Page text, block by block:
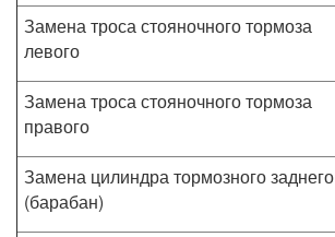
Замена троса стояночного тормоза
левого
Замена троса стояночного тормоза
правого
Замена цилиндра тормозного заднего
(барабан)